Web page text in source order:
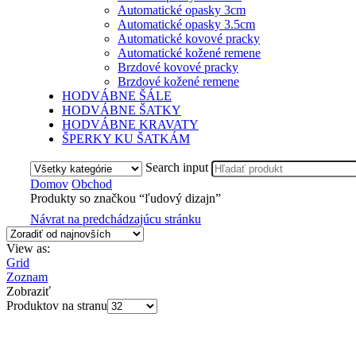
Automatické opasky 3cm
Automatické opasky 3.5cm
Automatické kovové pracky
Automatické kožené remene
Brzdové kovové pracky
Brzdové kožené remene
HODVÁBNE ŠÁLE
HODVÁBNE ŠATKY
HODVÁBNE KRAVATY
ŠPERKY KU ŠATKÁM
Search input
Domov Obchod
Produkty so značkou “ľudový dizajn”
Návrat na predchádzajúcu stránku
View as:
Grid
Zoznam
Zobraziť
Produktov na stranu